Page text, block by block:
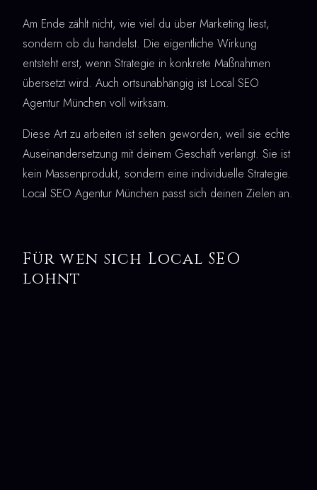
Am Ende zählt nicht, wie viel du über Marketing liest,
sondern ob du handelst. Die eigentliche Wirkung
entsteht erst, wenn Strategie in konkrete Maßnahmen
übersetzt wird. Auch ortsunabhängig ist Local SEO
Agentur München voll wirksam.
Diese Art zu arbeiten ist selten geworden, weil sie echte
Auseinandersetzung mit deinem Geschäft verlangt. Sie ist
kein Massenprodukt, sondern eine individuelle Strategie.
Local SEO Agentur München passt sich deinen Zielen an.
Für wen sich Local SEO
lohnt